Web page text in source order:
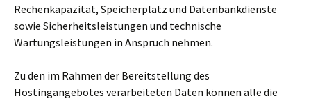
Rechenkapazität, Speicherplatz und Datenbankdienste
sowie Sicherheitsleistungen und technische
Wartungsleistungen in Anspruch nehmen.
Zu den im Rahmen der Bereitstellung des
Hostingangebotes verarbeiteten Daten können alle die